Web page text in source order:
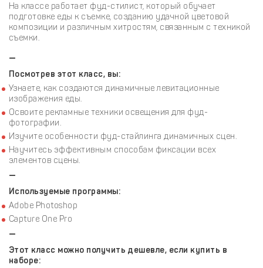
На классе работает фуд-стилист, который обучает
подготовке еды к съемке, созданию удачной цветовой
композиции и различным хитростям, связанным с техникой
съемки.
—
Посмотрев этот класс, вы:
Узнаете, как создаются динамичные левитационные
изображения еды.
Освоите рекламные техники освещения для фуд-
фотографии.
Изучите особенности фуд-стайлинга динамичных сцен.
Научитесь эффективным способам фиксации всех
элементов сцены.
—
Используемые программы:
Adobe Photoshop
Capture One Pro
—
Этот класс можно получить дешевле, если купить в
наборе: